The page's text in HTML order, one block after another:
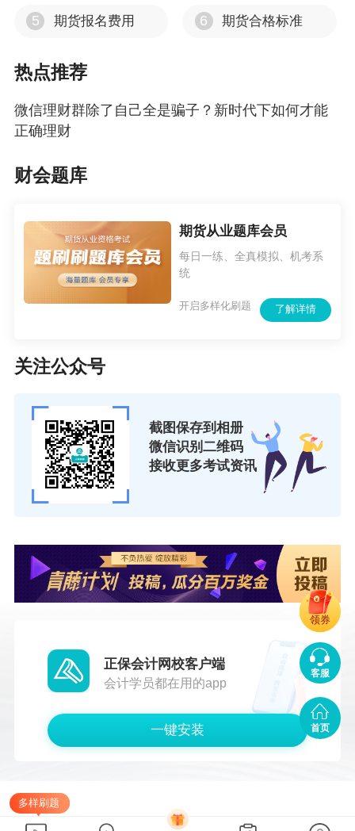
习，老老实实理财，才能安心实现“睡后”收入。
更多推荐：
5 期货报名费用 6 期货合格标准
热点推荐
微信理财群除了自己全是骗子？新时代下如何才能
正确理财
财会题库
期货从业题库会员
每日一练、全真模拟、机考系
统
了解详情
开启多样化刷题
关注公众号
截图保存到相册
微信识别二维码
接收更多考试资讯
正保会计网校客户端
会计学员都在用的app
一键安装
多样刷题
客服
首页
领券